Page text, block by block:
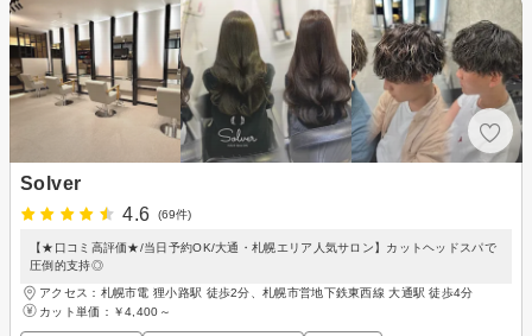
Solver
4.6
(69件)
【★口コミ高評価★/当日予約OK/大通・札幌エリア人気サロン】カットヘッドスパで
圧倒的支持◎
アクセス：札幌市電 狸小路駅 徒歩2分、札幌市営地下鉄東西線 大通駅 徒歩4分
カット単価： ￥4,400～